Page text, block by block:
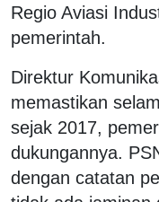
Regio Aviasi
pemerintah.
Direktur
memastikan
sejak 2017,
dukungannya.
dengan catatan